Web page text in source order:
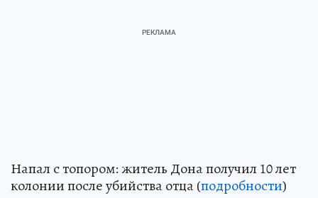
Напал с топором: житель Дона получил 10 лет
колонии после убийства отца (подробности)